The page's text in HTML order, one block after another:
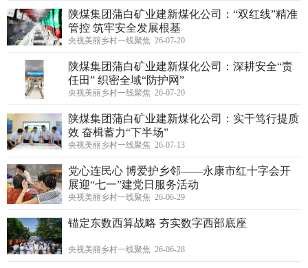
陕煤集团蒲白矿业建新煤化公司：“双红线”精准
管控 筑牢安全发展根基
央视美丽乡村一线聚焦 26-07-20
陕煤集团蒲白矿业建新煤化公司：深耕安全“责
任田” 织密全域“防护网”
央视美丽乡村一线聚焦 26-07-20
陕煤集团蒲白矿业建新煤化公司：实干笃行提质
效 奋楫蓄力“下半场”
央视美丽乡村一线聚焦 26-07-13
党心连民心 博爱护乡邻——永康市红十字会开
展迎“七一”建党日服务活动
央视美丽乡村一线聚焦 26-06-29
锚定东数西算战略 夯实数字西部底座
央视美丽乡村一线聚焦 26-06-28